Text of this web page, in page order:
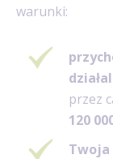
warunki:
przez
120
Twoja